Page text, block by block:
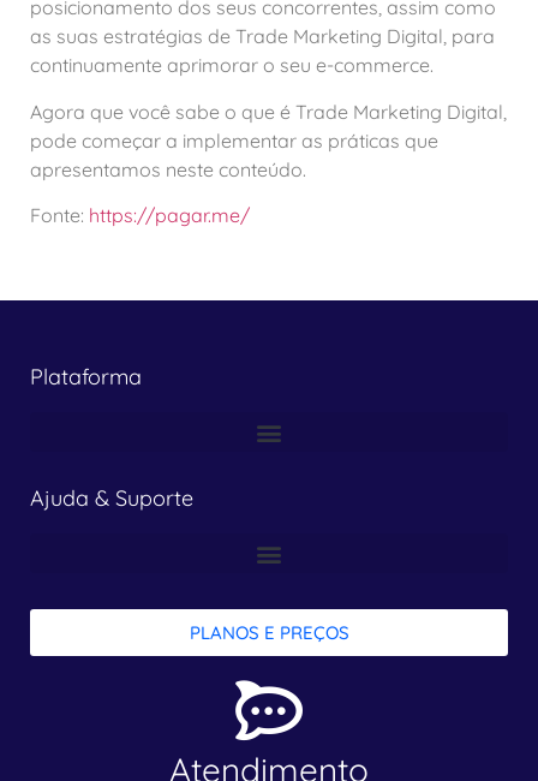
posicionamento dos seus concorrentes, assim como
as suas estratégias de Trade Marketing Digital, para
continuamente aprimorar o seu e-commerce.
Agora que você sabe o que é Trade Marketing Digital,
pode começar a implementar as práticas que
apresentamos neste conteúdo.
Fonte: https://pagar.me/
Plataforma
Ajuda & Suporte
PLANOS E PREÇOS
Atendimento